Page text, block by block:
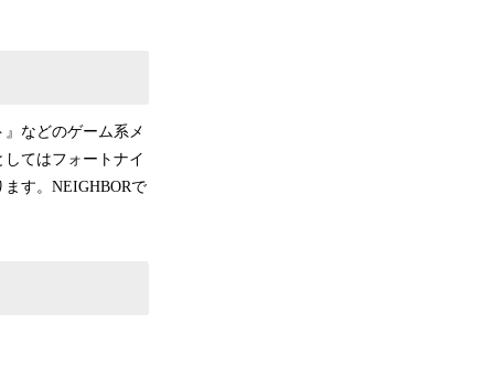
などのゲーム系メ
てはフォートナイ
す。NEIGHBORで